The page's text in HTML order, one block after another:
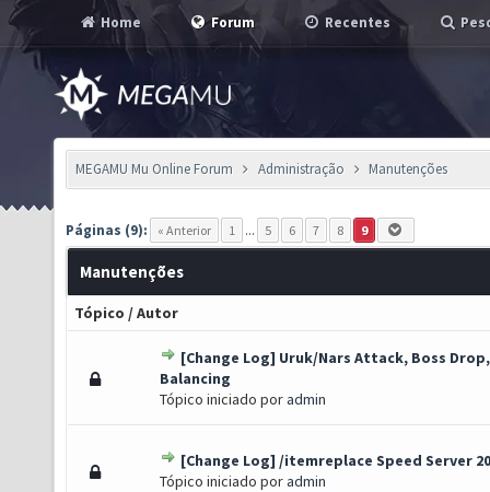
Home Forum Recentes
MEGAMU Mu Online Forum Administração Manutenções
Páginas (9): « Anterior 1 ... 5 6 7 8 9
Manutenções
Tópico /Autor
[Change Log] Uruk/Nars Attack, Boss
Balancing
Tópico iniciado poradmin
- 0 de 5 em média
45
[Change Log] /itemreplace Speed Server
Tópico iniciado poradmin
1 Voto(s) - 5 de 5 em média
45